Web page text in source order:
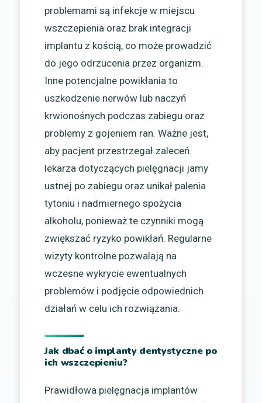
problemami są infekcje w miejscu
wszczepienia oraz brak integracji
implantu z kością, co może prowadzić
do jego odrzucenia przez organizm.
Inne potencjalne powikłania to
uszkodzenie nerwów lub naczyń
krwionośnych podczas zabiegu oraz
problemy z gojeniem ran. Ważne jest,
aby pacjent przestrzegał zaleceń
lekarza dotyczących pielęgnacji jamy
ustnej po zabiegu oraz unikał palenia
tytoniu i nadmiernego spożycia
alkoholu, ponieważ te czynniki mogą
zwiększać ryzyko powikłań. Regularne
wizyty kontrolne pozwalają na
wczesne wykrycie ewentualnych
problemów i podjęcie odpowiednich
działań w celu ich rozwiązania.
Jak dbać o implanty dentystyczne po
ich wszczepieniu?
Prawidłowa pielęgnacja implantów